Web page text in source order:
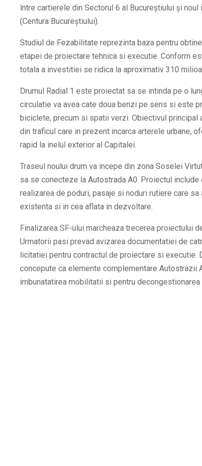
între cartierele din Sectorul 6 al Bucureștiului și
(Centura Bucureștiului).
Studiul de Fezabilitate reprezinta baza pentru
etapei de proiectare tehnica si executie. Conform
totala a investitiei se ridica la aproximativ 310
Drumul Radial 1 este proiectat sa se intinda pe o
circulatie va avea cate doua benzi pe sens si este
biciclete, precum si spatii verzi. Obiectivul principal
din traficul care in prezent incarca arterele urbane,
rapid la inelul exterior al Capitalei.
Traseul noului drum va incepe din zona Soselei
sa se conecteze la Autostrada A0. Proiectul
realizarea de poduri, pasaje si noduri rutiere care
existenta si in cea aflata in dezvoltare.
Finalizarea SF-ului marcheaza trecerea proiectului
Urmatorii pasi prevad avizarea documentatiei de
licitatiei pentru contractul de proiectare si executie.
concepute ca elemente complementare Autostrazii
imbunatatirea mobilitatii si pentru